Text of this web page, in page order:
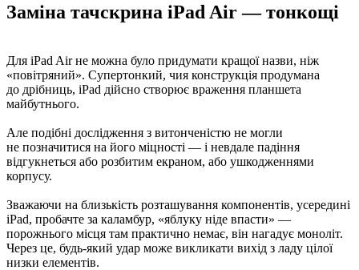
Заміна тачскрина iPad Air — тонкощі
Для iPad Air не можна було придумати кращої назви, ніж
«повітряний». Супертонкий, чия конструкція продумана
до дрібниць, iPad дійсно створює враження планшета
майбутнього.
Але подібні дослідження з витонченістю не могли
не позначитися на його міцності — і невдале падіння
відгукнеться або розбитим екраном, або ушкодженнями
корпусу.
Зважаючи на близькість розташування компонентів, усередині
iPad, пробачте за каламбур, «яблуку ніде впасти» —
порожнього місця там практично немає, він нагадує моноліт.
Через це, будь-який удар може викликати вихід з ладу цілої
низки елементів.